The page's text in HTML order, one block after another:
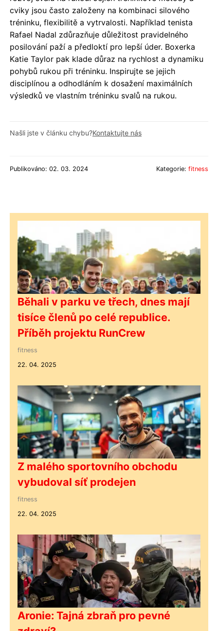
cviky jsou často založeny na kombinaci silového
tréninku, flexibilitě a vytrvalosti. Například tenista
Rafael Nadal zdůrazňuje důležitost pravidelného
posilování paží a předloktí pro lepší úder. Boxerka
Katie Taylor pak klade důraz na rychlost a dynamiku
pohybů rukou při tréninku. Inspirujte se jejich
disciplínou a odhodláním k dosažení maximálních
výsledků ve vlastním tréninku svalů na rukou.
Našli jste v článku chybu?Kontaktujte nás
Publikováno: 02. 03. 2024 Kategorie: fitness
Běhali v parku ve třech, dnes mají
tisíce členů po celé republice.
Příběh projektu RunCrew
fitness
22. 04. 2025
Z malého sportovního obchodu
vybudoval síť prodejen
fitness
22. 04. 2025
Aronie: Tajná zbraň pro pevné